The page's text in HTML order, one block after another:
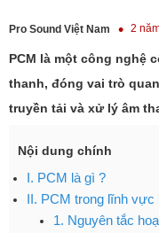
Pro Sound Việt Nam 2
PCM là một công nghệ
thanh, đóng vai trò
truyền tải và xử lý âm
Nội dung chính
I. PCM là gì ?
II. PCM trong lĩnh
1. Nguyên tắc